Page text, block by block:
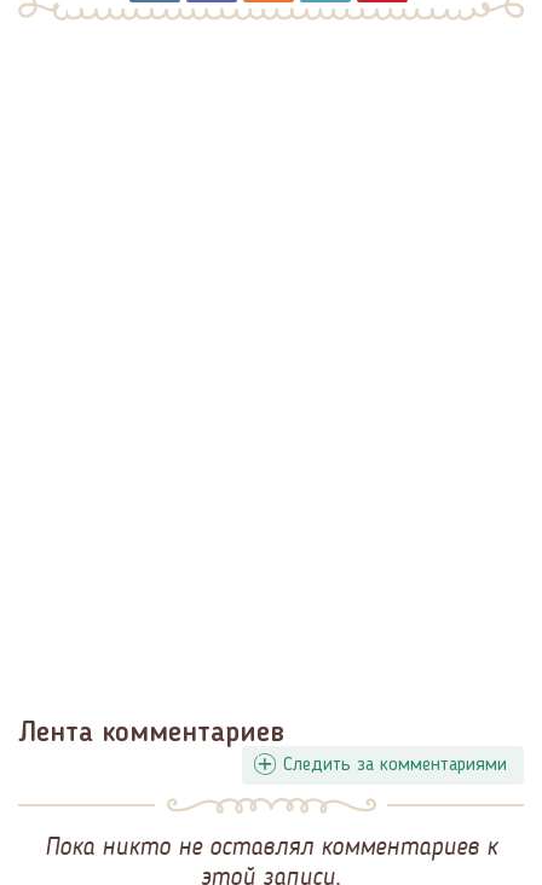
Лента комментариев
Следить за комментариями
Пока никто не оставлял комментариев к
этой записи.